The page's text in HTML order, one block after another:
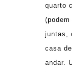
quarto
juntas,
casa
andar.